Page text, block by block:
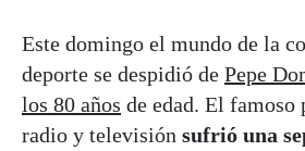
Este domingo el mundo de la
deporte se despidió de Pepe
los 80 años de edad. El famoso
radio y televisión sufrió una